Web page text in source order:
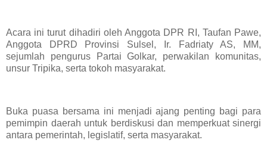
Acara ini turut dihadiri oleh Anggota DPR RI, Taufan Pawe,
Anggota DPRD Provinsi Sulsel, Ir. Fadriaty AS, MM,
sejumlah pengurus Partai Golkar, perwakilan komunitas,
unsur Tripika, serta tokoh masyarakat.
Buka puasa bersama ini menjadi ajang penting bagi para
pemimpin daerah untuk berdiskusi dan memperkuat sinergi
antara pemerintah, legislatif, serta masyarakat.